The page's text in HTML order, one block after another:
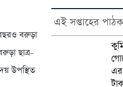
বরুড়া
ছাত্র-
উপস্থিত
এই সপ্তাহের